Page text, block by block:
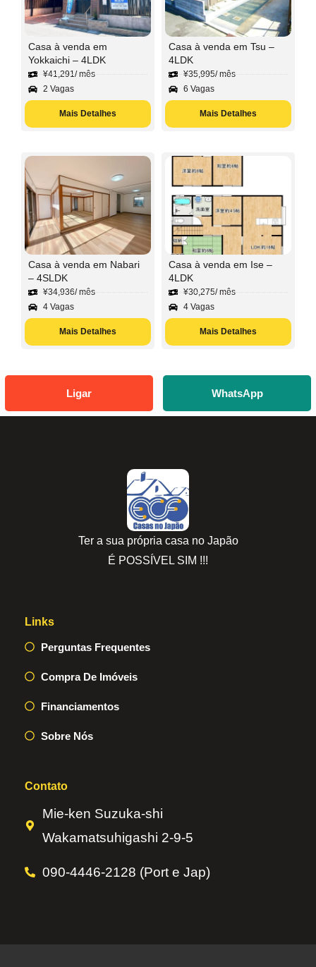
Casa à venda em
Yokkaichi – 4LDK
¥41,291/ mês
2 Vagas
Mais Detalhes
Casa à venda em Tsu –
4LDK
¥35,995/ mês
6 Vagas
Mais Detalhes
Casa à venda em Nabari
– 4SLDK
¥34,936/ mês
4 Vagas
Mais Detalhes
Casa à venda em Ise –
4LDK
¥30,275/ mês
4 Vagas
Mais Detalhes
Ligar WhatsApp
Ter a sua própria casa no Japão
É POSSÍVEL SIM !!!
Links
Perguntas Frequentes
Compra De Imóveis
Financiamentos
Sobre Nós
Contato
Mie-ken Suzuka-shi
Wakamatsuhigashi 2-9-5
090-4446-2128 (Port e Jap)